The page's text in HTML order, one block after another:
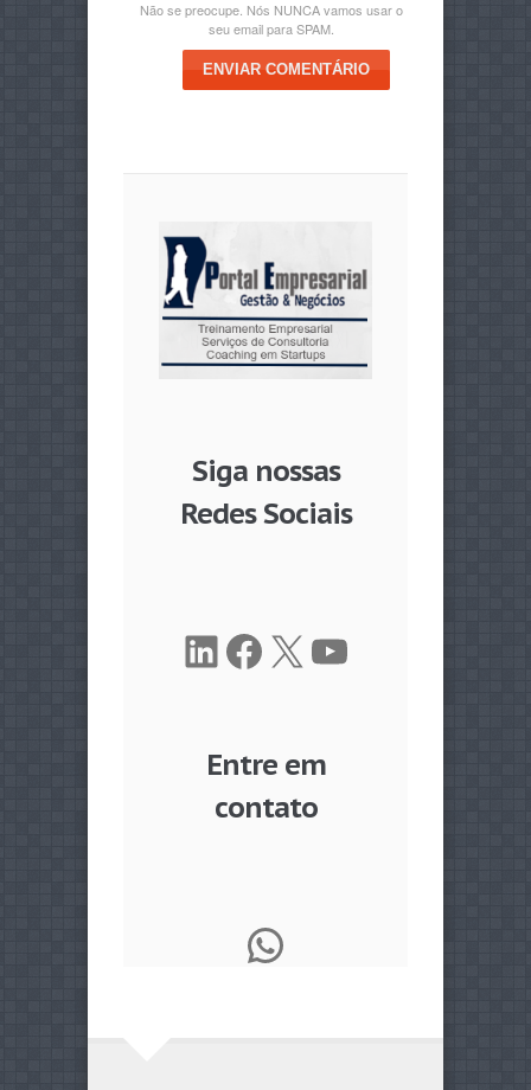
Não se preocupe. Nós NUNCA vamos usar o
seu email para SPAM.
ENVIAR COMENTÁRIO
Siga nossas
Redes Sociais
LinkedIn
Facebook
X Youtube
Entre em
contato
WhatsApp